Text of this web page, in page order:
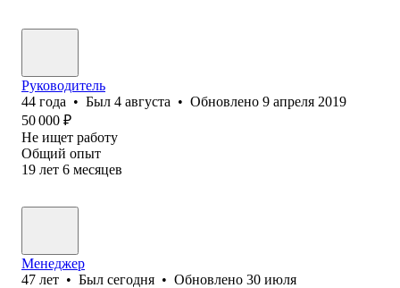
Руководитель
44 года • Был 4 августа • Обновлено 9 апреля 2019
50 000 ₽
Не ищет работу
Общий опыт
19 лет 6 месяцев
Менеджер
47 лет • Был сегодня • Обновлено 30 июля